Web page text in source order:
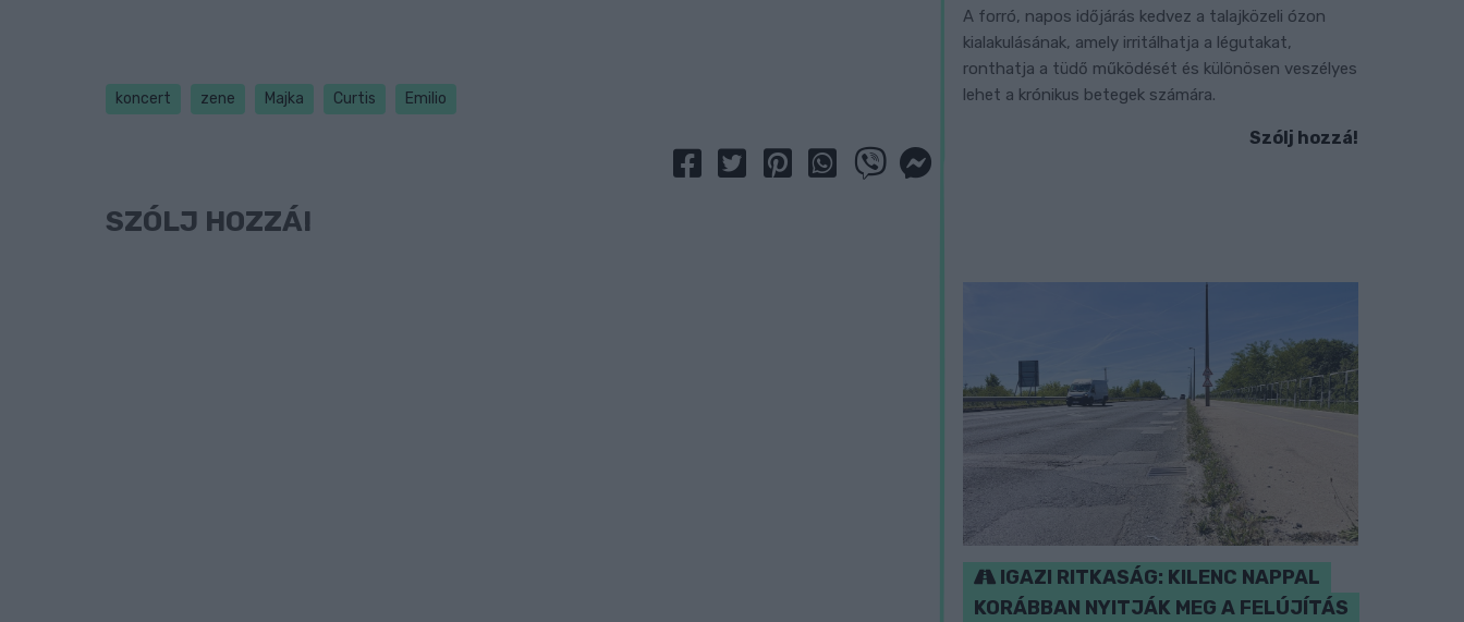
koncert zene Majka Curtis Emilio
SZÓLJ HOZZÁ!
A forró, napos időjárás kedvez a talajközeli ózon
kialakulásának, amely irritálhatja a légutakat,
ronthatja a tüdő működését és különösen veszélyes
lehet a krónikus betegek számára.
Szólj hozzá!
IGAZI RITKASÁG: KILENC NAPPAL
KORÁBBAN NYITJÁK MEG A FELÚJÍTÁS